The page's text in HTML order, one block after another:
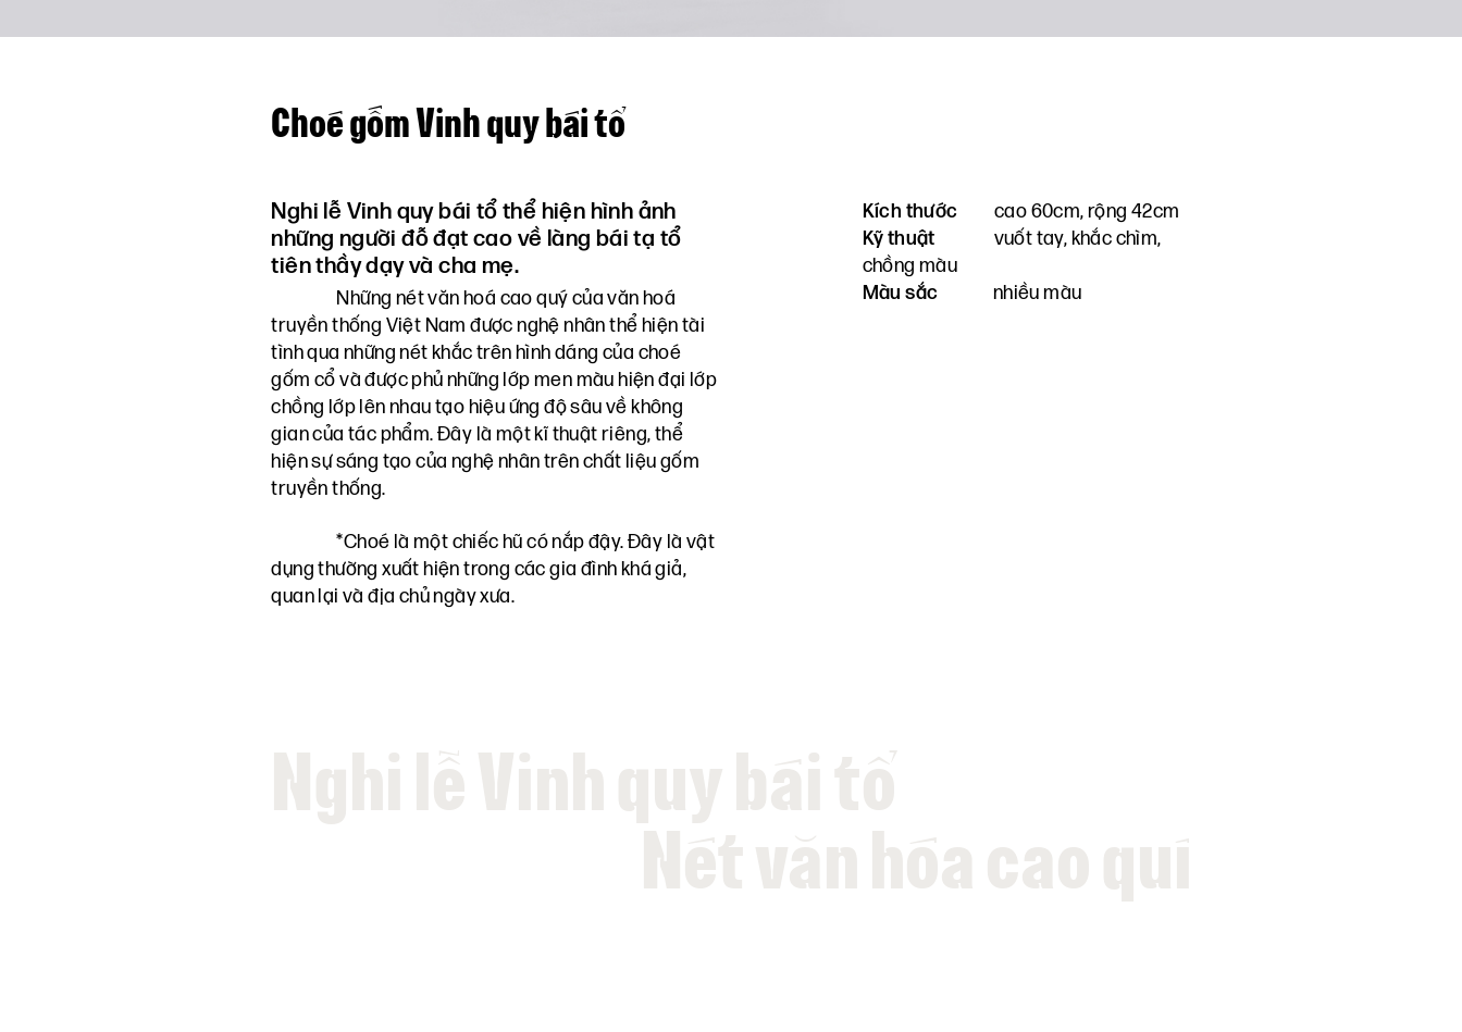
Choé gốm Vinh quy bái tổ
Nghi lễ Vinh quy bái tổ thể hiện hình ảnh
những người đỗ đạt cao về làng bái tạ tổ
tiên thầy dạy và cha mẹ.
Những nét văn hoá cao quý của văn hoá
truyền thống Việt Nam được nghệ nhân thể hiện tài
tình qua những nét khắc trên hình dáng của choé
gốm cổ và được phủ những lớp men màu hiện đại lớp
chồng lớp lên nhau tạo hiệu ứng độ sâu về không
gian của tác phẩm. Đây là một kĩ thuật riêng, thể
hiện sự sáng tạo của nghệ nhân trên chất liệu gốm
truyền thống.
*Choé là một chiếc hũ có nắp đậy. Đây là vật
dụng thường xuất hiện trong các gia đình khá giả,
quan lại và địa chủ ngày xưa.
Kích thước
cao 60cm, rộng 42cm
Kỹ thuật
vuốt tay, khắc chìm,
chồng màu
Màu sắc
nhiều màu